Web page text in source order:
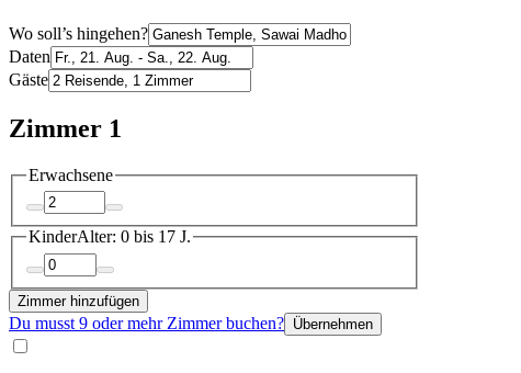
Wo soll’s hingehen?
Daten
Gäste
Zimmer 1
Erwachsene
KinderAlter: 0 bis 17 J.
Zimmer hinzufügen
Du musst 9 oder mehr Zimmer buchen? Übernehmen